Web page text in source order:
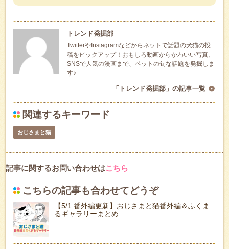
トレンド発掘部
TwitterやInstagramなどからネットで話題の犬猫の投
稿をピックアップ！おもしろ動画からかわいい写真、
SNSで人気の漫画まで、ペットの旬な話題を発掘しま
す♪
「トレンド発掘部」の記事一覧
関連するキーワード
おじさまと猫
記事に関するお問い合わせはこちら
こちらの記事も合わせてどうぞ
【5/1 番外編更新】おじさまと猫番外編＆ふくま
るギャラリーまとめ